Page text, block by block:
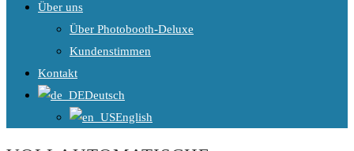
Über uns
Über Photobooth-Deluxe
Kundenstimmen
Kontakt
Deutsch
English